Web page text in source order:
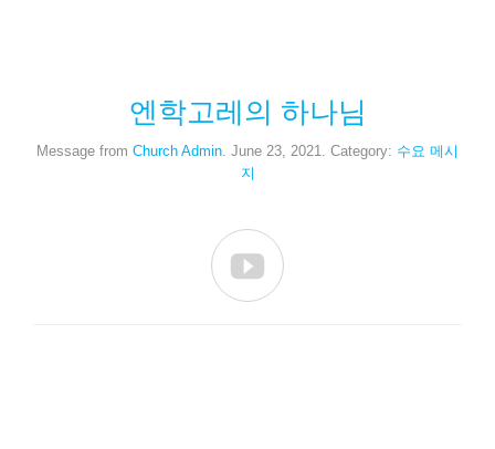
엔학고레의 하나님
Message from Church Admin . June 23, 2021. Category: 수요 메시
지
